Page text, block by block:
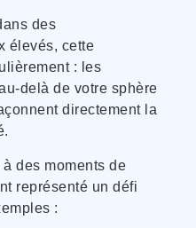
des
élevés, cette
: les
delà de votre sphère
directement la
des moments de
représenté un défi
: